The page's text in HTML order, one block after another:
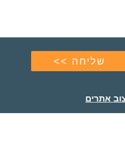
שליחה >>
אתרים